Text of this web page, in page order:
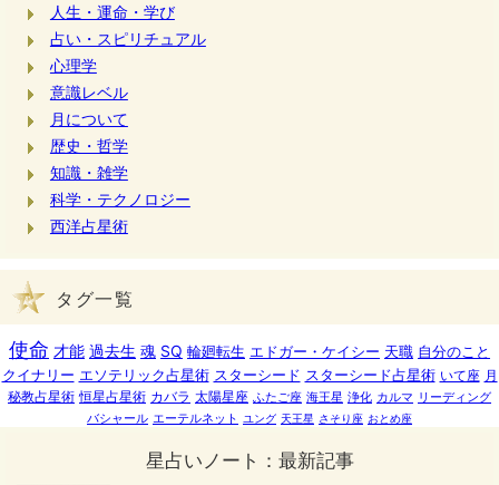
人生・運命・学び
占い・スピリチュアル
心理学
意識レベル
月について
歴史・哲学
知識・雑学
科学・テクノロジー
西洋占星術
タグ一覧
使命 才能 過去生 魂 SQ 輪廻転生 エドガー・ケイシー 天職 自分のこと
クイナリー エソテリック占星術 スターシード スターシード占星術 いて座 月
秘教占星術 恒星占星術 カバラ 太陽星座 ふたご座 海王星 浄化 カルマ リーディング
バシャール エーテルネット ユング 天王星 さそり座 おとめ座
星占いノート：最新記事